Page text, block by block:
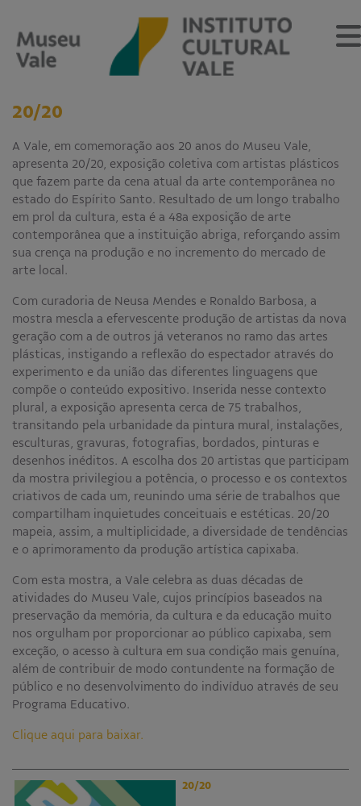
Sobre
O Museu
Museu Vale Extramuros
Sobre o Instituto Cultural Vale
Estrutura Organizacional
Centro de Memória
Programação
Notícias
Educativo
Programa Aprendiz
Workshops
Publicações
Editais
Fale conosco
20/20
A Vale, em comemoração aos 20 anos do Museu Vale,
apresenta 20/20, exposição coletiva com artistas plásticos
que fazem parte da cena atual da arte contemporânea no
estado do Espírito Santo. Resultado de um longo trabalho
em prol da cultura, esta é a 48a exposição de arte
contemporânea que a instituição abriga, reforçando assim
sua crença na produção e no incremento do mercado de
arte local.
Com curadoria de Neusa Mendes e Ronaldo Barbosa, a
mostra mescla a efervescente produção de artistas da nova
geração com a de outros já veteranos no ramo das artes
plásticas, instigando a reflexão do espectador através do
experimento e da união das diferentes linguagens que
compõe o conteúdo expositivo. Inserida nesse contexto
plural, a exposição apresenta cerca de 75 trabalhos,
transitando pela urbanidade da pintura mural, instalações,
esculturas, gravuras, fotografias, bordados, pinturas e
desenhos inéditos. A escolha dos 20 artistas que participam
da mostra privilegiou a potência, o processo e os contextos
criativos de cada um, reunindo uma série de trabalhos que
compartilham inquietudes conceituais e estéticas. 20/20
mapeia, assim, a multiplicidade, a diversidade de tendências
e o aprimoramento da produção artística capixaba.
Com esta mostra, a Vale celebra as duas décadas de
atividades do Museu Vale, cujos princípios baseados na
preservação da memória, da cultura e da educação muito
nos orgulham por proporcionar ao público capixaba, sem
exceção, o acesso à cultura em sua condição mais genuína,
além de contribuir de modo contundente na formação de
público e no desenvolvimento do indivíduo através de seu
Programa Educativo.
Clique aqui para baixar.
20/20